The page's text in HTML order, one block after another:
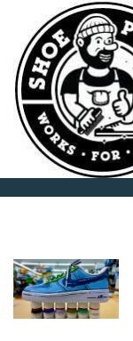
Home